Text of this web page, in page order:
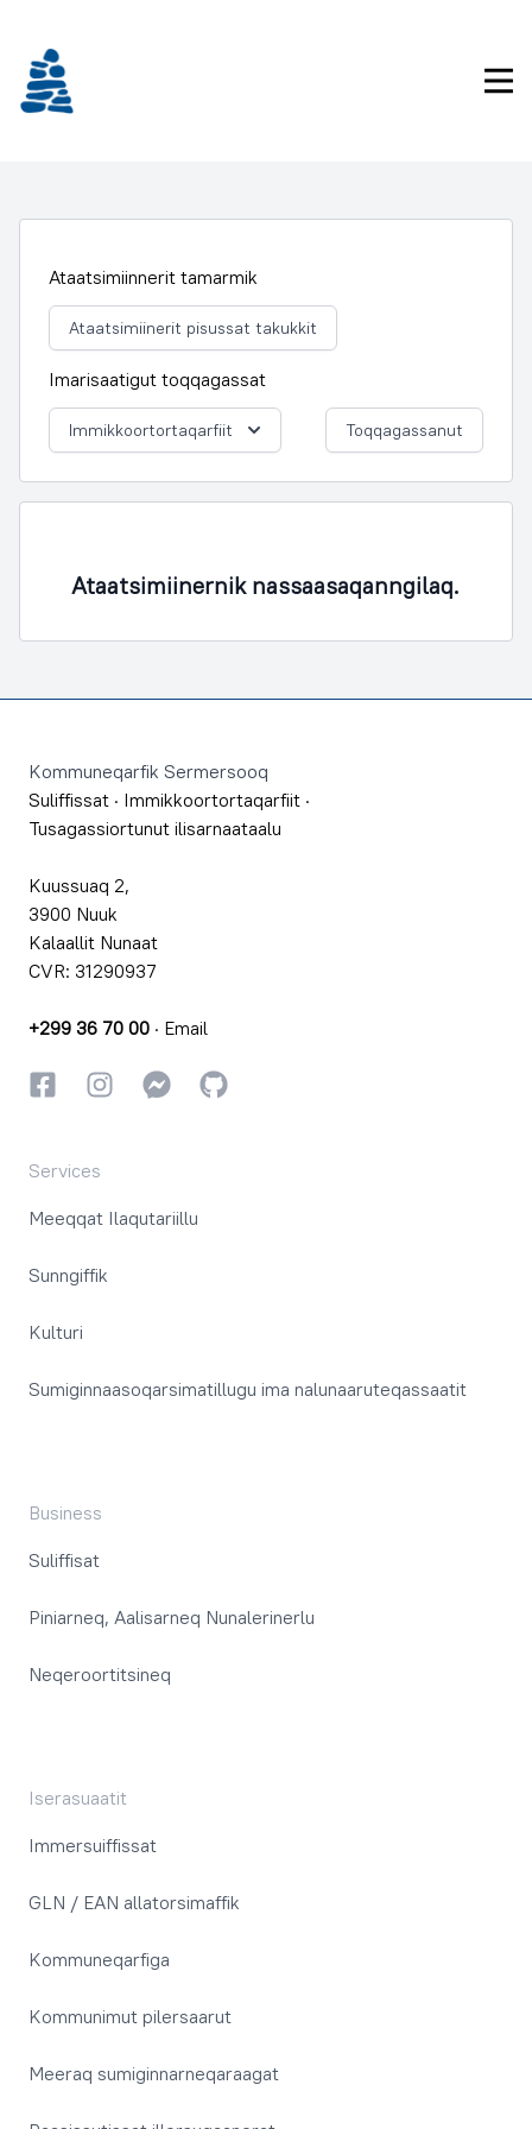
Ataatsimiinnerit tamarmik
Ataatsimiinerit pisussat takukkit
Imarisaatigut toqqagassat
Immikkoortortaqarfiit Toqqagassanut
Ataatsimiinernik nassaasaqanngilaq.
Kommuneqarfik Sermersooq
Suliffissat · Immikkoortortaqarfiit ·
Tusagassiortunut ilisarnaataalu
Kuussuaq 2,
3900 Nuuk
Kalaallit Nunaat
CVR: 31290937
+299 36 70 00 · Email
FacebookkiInstagrammiInstagrammi
GitHub
Services
Meeqqat Ilaqutariillu
Sunngiffik
Kulturi
Sumiginnaasoqarsimatillugu ima nalunaaruteqassaatit
Business
Suliffisat
Piniarneq, Aalisarneq Nunalerinerlu
Neqeroortitsineq
Iserasuaatit
Immersuiffissat
GLN / EAN allatorsimaffik
Kommuneqarfiga
Kommunimut pilersaarut
Meeraq sumiginnarneqaraagat